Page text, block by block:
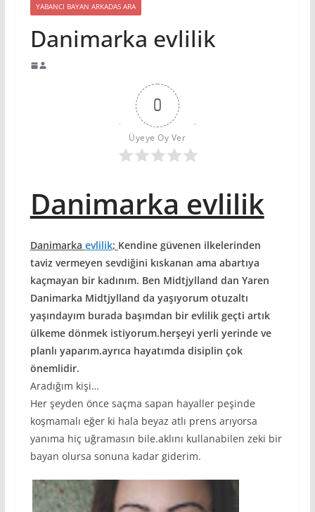
YABANCI BAYAN ARKADAS ARA
Danimarka evlilik
0
Üyeye Oy Ver
Danimarka evlilik
Danimarka evlilik; Kendine güvenen ilkelerinden
taviz vermeyen sevdiğini kıskanan ama abartıya
kaçmayan bir kadınım. Ben Midtjylland dan Yaren
Danimarka Midtjylland da yaşıyorum otuzaltı
yaşındayım burada başımdan bir evlilik geçti artık
ülkeme dönmek istiyorum.herşeyi yerli yerinde ve
planlı yaparım.ayrıca hayatımda disiplin çok
önemlidir.
Aradığım kişi…
Her şeyden önce saçma sapan hayaller peşinde
koşmamalı eğer ki hala beyaz atlı prens arıyorsa
yanıma hiç uğramasın bile.aklını kullanabilen zeki bir
bayan olursa sonuna kadar giderim.